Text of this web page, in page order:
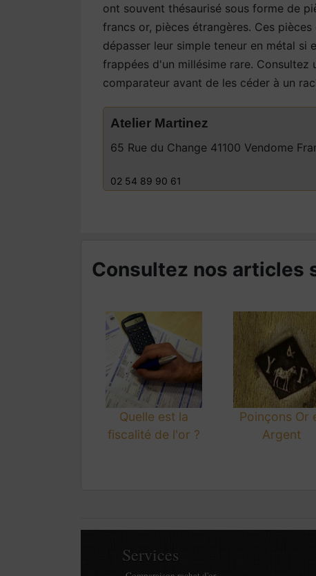
ont souvent thésaurisé sous forme de
francs or, pièces étrangères. Ces
dépasser leur simple teneur en métal si
frappées d'un millésime rare. Consultez
comparateur avant de les céder à un
Atelier Martinez
65 Rue du Change 41100 Vendome
02 54 89 90 61
Consultez nos articles
Quelle est la
fiscalité de l'or ?
Poinçons Or
Argent
Services